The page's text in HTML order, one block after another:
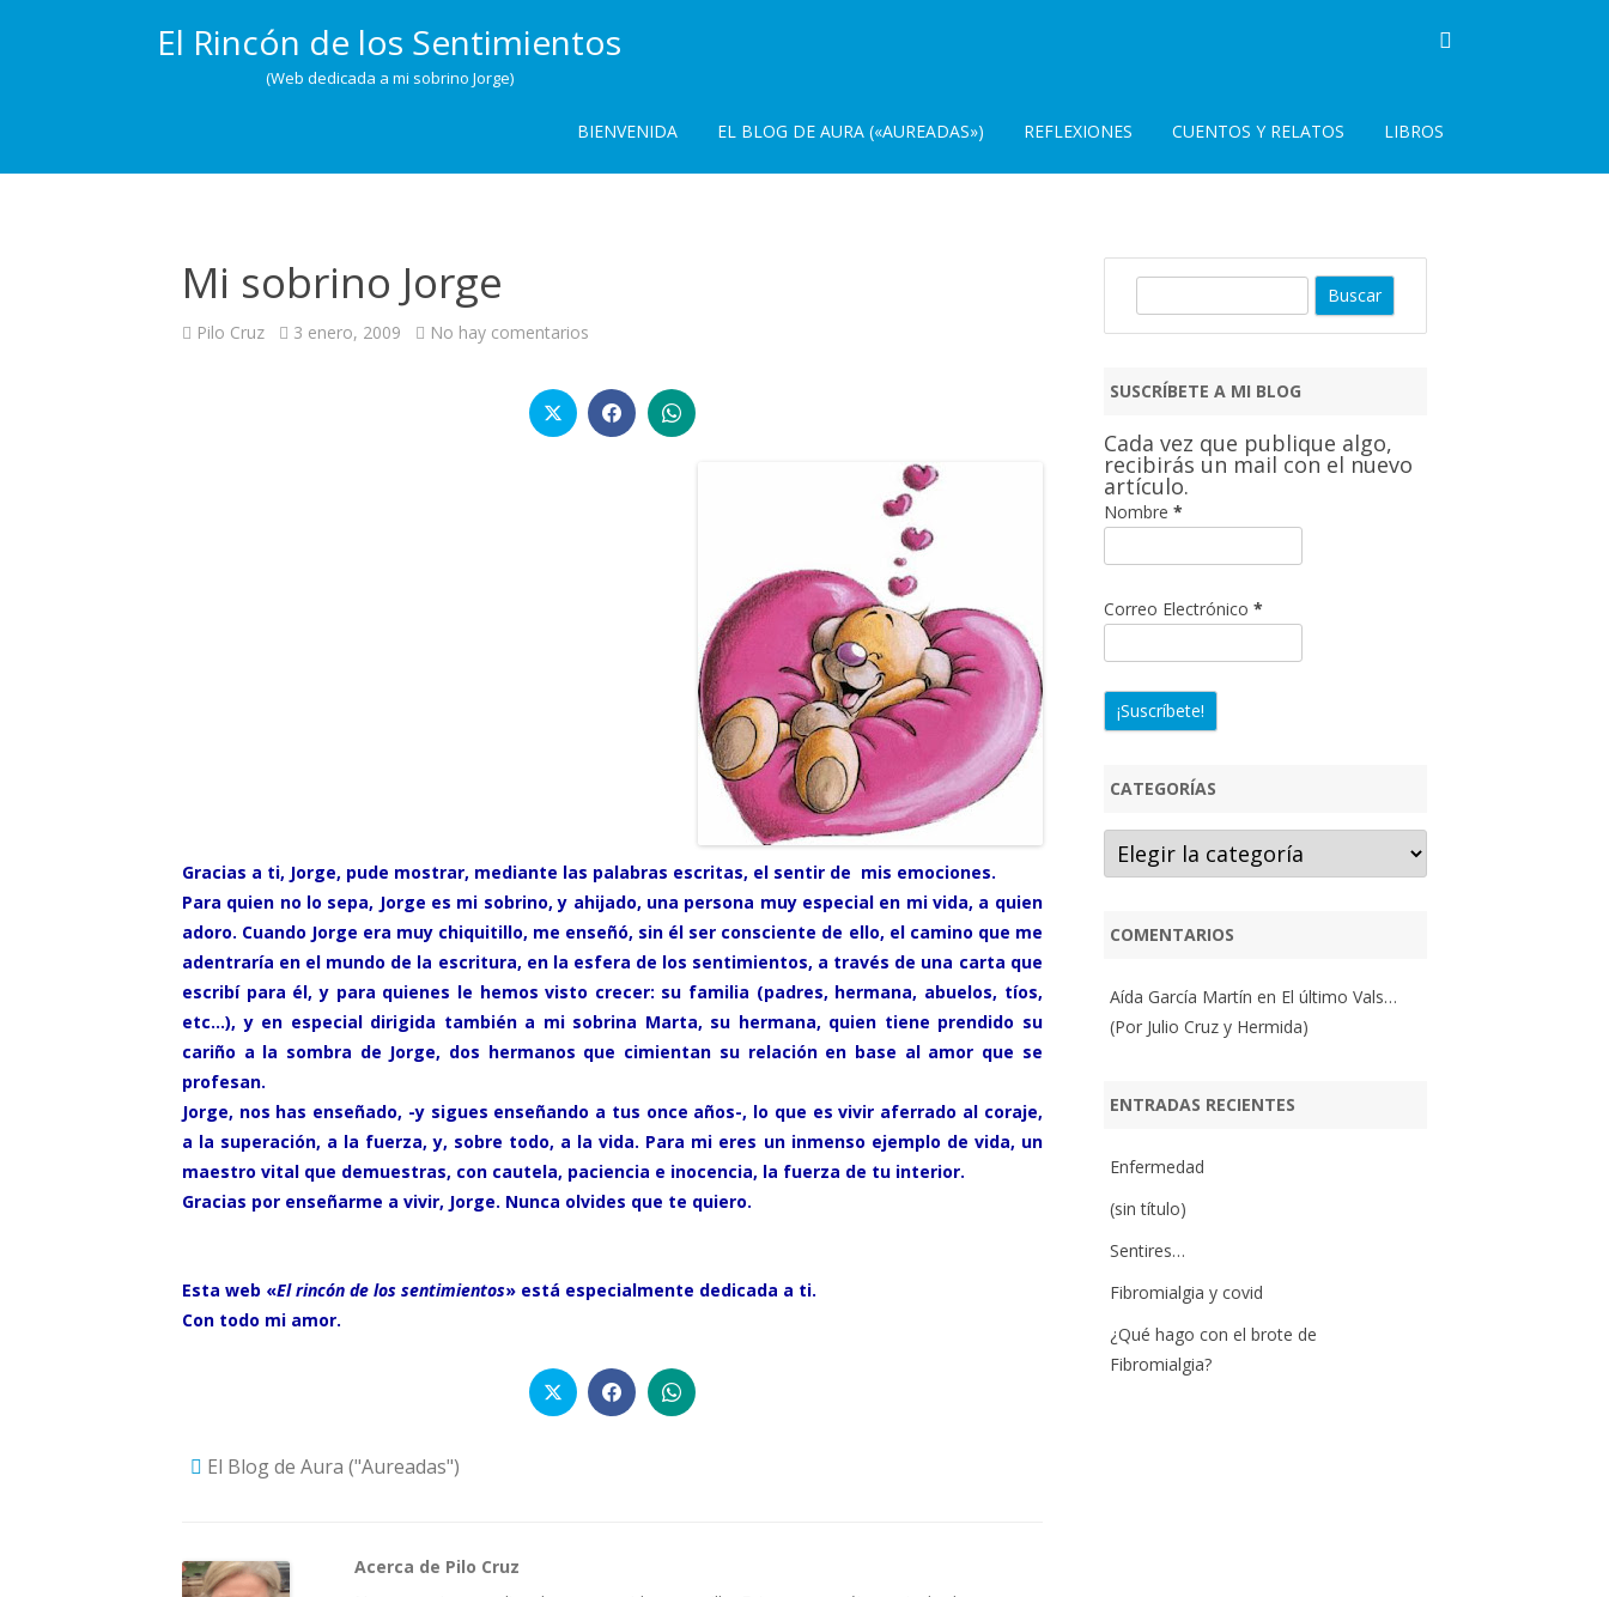
El Rincón de los Sentimientos
(Web dedicada a mi sobrino Jorge)
BIENVENIDA EL BLOG DE AURA («AUREADAS») REFLEXIONES CUENTOS Y RELATOS LIBROS
Mi sobrino Jorge
Pilo Cruz 3 enero, 2009 No hay comentarios
Gracias a ti, Jorge, pude mostrar, mediante las palabras escritas, el sentir de mis emociones.
Para quien no lo sepa, Jorge es mi sobrino, y ahijado, una persona muy especial en mi vida, a quien
adoro. Cuando Jorge era muy chiquitillo, me enseñó, sin él ser consciente de ello, el camino que me
adentraría en el mundo de la escritura, en la esfera de los sentimientos, a través de una carta que
escribí para él, y para quienes le hemos visto crecer: su familia (padres, hermana, abuelos, tíos,
etc…), y en especial dirigida también a mi sobrina Marta, su hermana, quien tiene prendido su
cariño a la sombra de Jorge, dos hermanos que cimientan su relación en base al amor que se
profesan.
Jorge, nos has enseñado, -y sigues enseñando a tus once años-, lo que es vivir aferrado al coraje,
a la superación, a la fuerza, y, sobre todo, a la vida. Para mi eres un inmenso ejemplo de vida, un
maestro vital que demuestras, con cautela, paciencia e inocencia, la fuerza de tu interior.
Gracias por enseñarme a vivir, Jorge. Nunca olvides que te quiero.
Esta web «El rincón de los sentimientos» está especialmente dedicada a ti.
Con todo mi amor.
El Blog de Aura ("Aureadas")
Acerca de Pilo Cruz
a
r
SUSCRÍBETE A MI BLOG
Cada vez que publique algo,
recibirás un mail con el nuevo
artículo.
Nombre *
Correo Electrónico *
CATEGORÍAS
Categorías
COMENTARIOS
Aída García Martín en El último Vals…
(Por Julio Cruz y Hermida)
ENTRADAS RECIENTES
Enfermedad
(sin título)
Sentires…
Fibromialgia y covid
¿Qué hago con el brote de
Fibromialgia?